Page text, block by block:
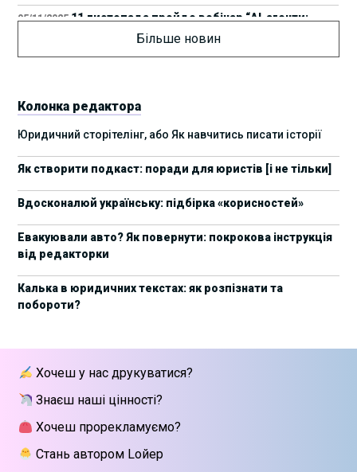
05/11/2025 11 листопада пройде вебінар “AI-агенти:
прайвесі, IP та комплаєнс ризики”
17 листопада стартує Школа юридичної
підтримки ШІ-проєктів від Legal IT Group
19/09/2025 4 жовтня пройде щорічний забіг до Дня
18/09/2025
09/09/2025 10 жовтня пройдуть XII Міжнародні
01/09/2025 15 вересня стартує сучасна школа
IT Group
25/06/2025
Як юристу працювати з IT-договорами?
Навчання від Laba
18/06/2025 АПУ оприлюднила заяву щодо втручання в
Більше новин
Колонка редактора
Юридичний сторітелінг, або Як навчитись писати історії
Як створити подкаст: поради для юристів [і не тільки]
Вдосконалюй українську: підбірка «корисностей»
Евакуювали авто? Як повернути: покрокова інструкція
від редакторки
Калька в юридичних текстах: як розпізнати та
побороти?
Хочеш у нас друкуватися?
Знаєш наші цінності?
Хочеш прорекламуємо?
Стань автором Lойер